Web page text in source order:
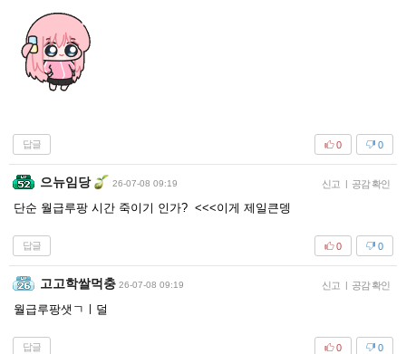
답글 0
0
으뉴임당 26-07-08 09:19 신고 | 공감 확인
단순 월급루팡 시간 죽이기 인가? <<<이게 제일큰뎅
답글 0
0
고고학쌀먹충 26-07-08 09:19 신고 | 공감 확인
월급루팡샛ㄱㅣ덜
답글 0
0